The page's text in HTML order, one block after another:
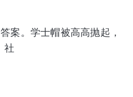
案。学士帽被高高抛起，
社